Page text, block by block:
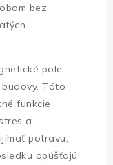
bez
pole
Táto
funkcie
a
potravu,
opúšťajú